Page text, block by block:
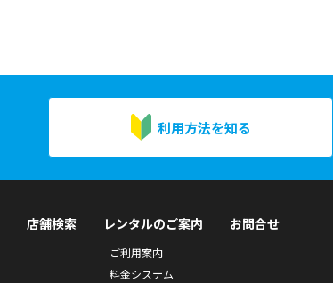
利用方法を知る
店舗検索 レンタルのご案内
ご利用案内
料金システム
お問合せ